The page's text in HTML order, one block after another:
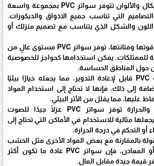
تنوع في الأشكال والألوان تتوفر سواتر PVC بمجموعة واسعة
التي تناسب جميع الاذواق والديكورات.
اللون والشكل الذي يتناسب مع تصميم منزلك أو
الأمان بفضل قوتها ومتانتها، توفر سواتر PVC مستوى عالٍ من
للممتلكات. يمكن استخدامها كحواجز للخصوصية
حول المناطق الحساسة.
صديقة للبيئة PVC قابل لإعادة التدوير، مما يجعله خيارًا بيئيًا
إلى ذلك، فإنها لا تحتاج إلى استخدام المواد
عليها، مما يقلل من الأثر البيئي.
عزل الصوت والحرارة توفر سواتر PVC عزلًا جيدًا للصوت
يجعلها مثالية للاستخدام في الأماكن التي تحتاج إلى
أو التحكم في درجة الحرارة.
بالمقارنة مع بعض المواد الأخرى مثل الخشب
عالي الجودة أو المعادن، فإن سواتر PVC عادة ما تكون أكثر
قيمة جيدة مقابل المال.